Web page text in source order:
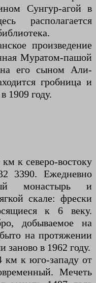
Сунгур-агой в
располагается
произведение
Муратом-пашой
его сыном Али-
гробница и
1909 году.
к северо-востоку
3390. Ежедневно
монастырь и
скале: фрески
к 6 веку.
добываемое на
на протяжении
заново в 1962 году.
к юго-западу от
Мечеть